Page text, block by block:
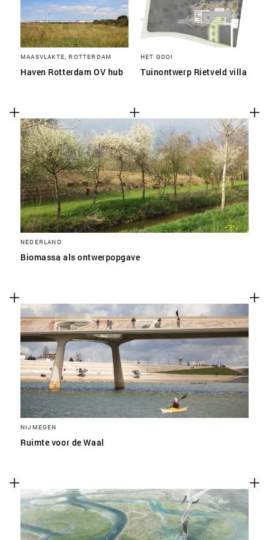
MAASVLAKTE, ROTTERDAM
Haven Rotterdam OV hub
HET GOOI
Tuinontwerp Rietveld villa
NEDERLAND
Biomassa als ontwerpopgave
NIJMEGEN
Ruimte voor de Waal